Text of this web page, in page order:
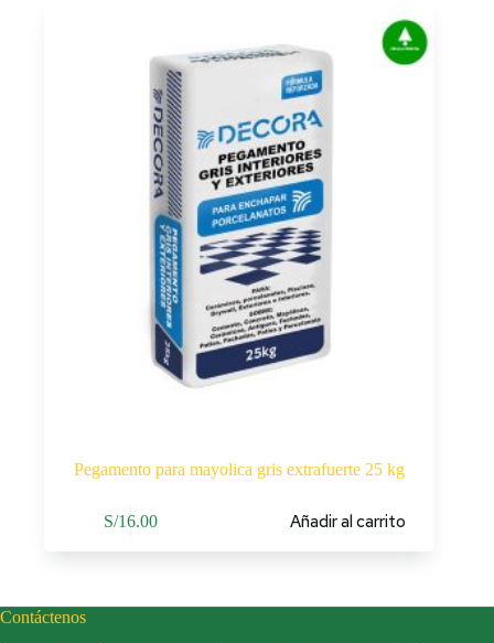
Pegamento para mayolica gris extrafuerte 25 kg
S/16.00 Añadir al carrito
Contáctenos